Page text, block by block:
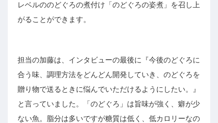
レベルののどぐろの煮付け「のどぐろの姿煮」を召し上
がることができます。
担当の加藤は、インタビューの最後に『今後のどぐろに
合う味、調理方法をどんどん開発していき、のどぐろを
贈り物で送るときに悩んでいただけるようにしたい。』
と言っていました。「のどぐろ」は旨味が強く、癖が少
ない魚。脂分は多いですが糖質は低く、低カロリーなの